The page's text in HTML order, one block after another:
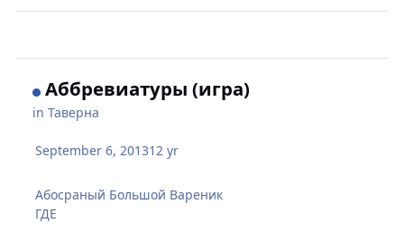
Аббревиатуры (игра)
inТаверна
September 6, 201312 yr
Абосраный Большой Вареник
ГДЕ